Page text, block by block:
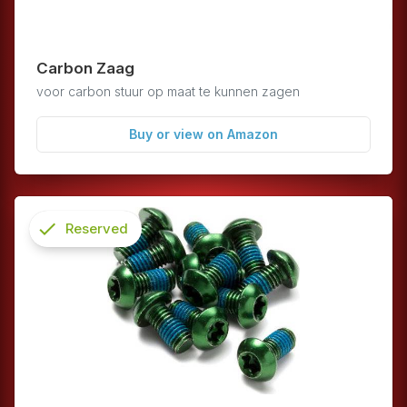
Carbon Zaag
voor carbon stuur op maat te kunnen zagen
Buy or view on Amazon
check
Reserved